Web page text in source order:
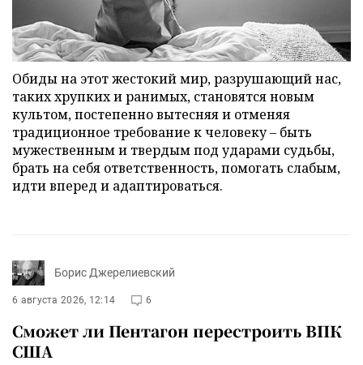
Обиды на этот жестокий мир, разрушающий нас,
таких хрупких и ранимых, становятся новым
культом, постепенно вытесняя и отменяя
традиционное требование к человеку – быть
мужественным и твердым под ударами судьбы,
брать на себя ответственность, помогать слабым,
идти вперед и адаптироваться.
Борис Джерелиевский
6 августа 2026, 12:14 6
Сможет ли Пентагон перестроить ВПК
США